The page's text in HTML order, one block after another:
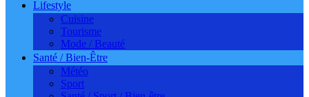
Lifestyle
Cuisine
Tourisme
Mode / Beauté
Santé / Bien-Être
Météo
Sport